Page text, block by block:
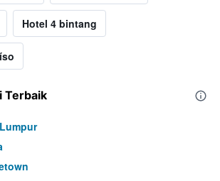
Hotel 4 bintang
Terbaik